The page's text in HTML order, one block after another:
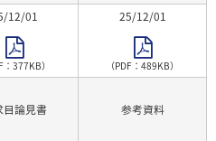
12/01
：377KB）
25/12/01
（PDF：489KB）
目論見書 参考資料